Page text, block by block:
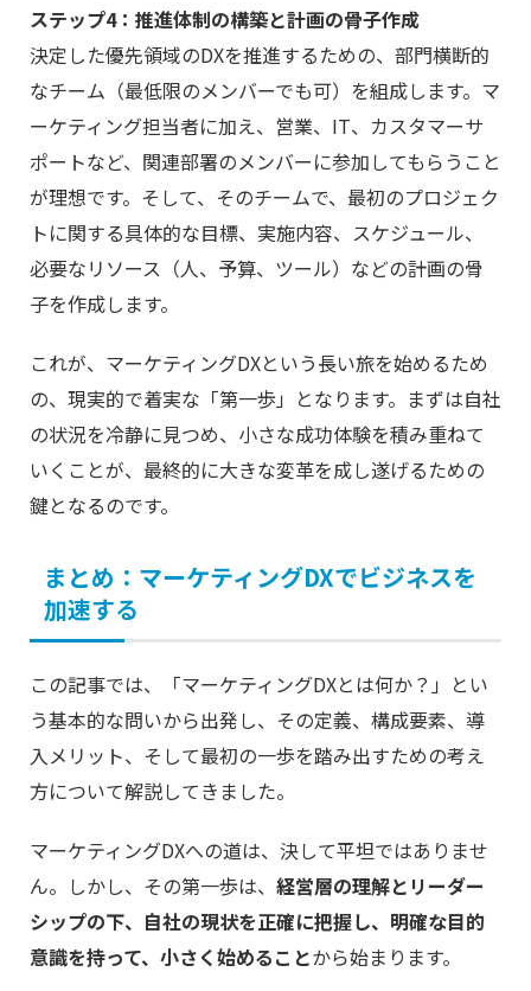
ステップ4：推進体制の構築と計画の骨子作成
決定した優先領域のDXを推進するための、部門横断的
なチーム（最低限のメンバーでも可）を組成します。マ
ーケティング担当者に加え、営業、IT、カスタマーサ
ポートなど、関連部署のメンバーに参加してもらうこと
が理想です。そして、そのチームで、最初のプロジェク
トに関する具体的な目標、実施内容、スケジュール、
必要なリソース（人、予算、ツール）などの計画の骨
子を作成します。
これが、マーケティングDXという長い旅を始めるため
の、現実的で着実な「第一歩」となります。まずは自社
の状況を冷静に見つめ、小さな成功体験を積み重ねて
いくことが、最終的に大きな変革を成し遂げるための
鍵となるのです。
まとめ：マーケティングDXでビジネスを
加速する
この記事では、「マーケティングDXとは何か？」とい
う基本的な問いから出発し、その定義、構成要素、導
入メリット、そして最初の一歩を踏み出すための考え
方について解説してきました。
マーケティングDXへの道は、決して平坦ではありませ
ん。しかし、その第一歩は、 経営層の理解とリーダー
シップの下、自社の現状を正確に把握し、明確な目的
意識を持って、小さく始めることから始まります。